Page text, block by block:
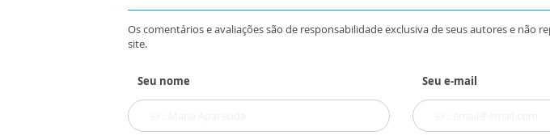
Os comentários e avaliações são de responsabilidade exclusiva de seus autores e não
site.
Seu nome Seu e-mail